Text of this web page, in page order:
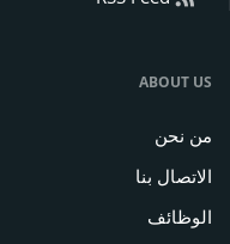
ABOUT US
من نحن
الاتصال بنا
الوظائف